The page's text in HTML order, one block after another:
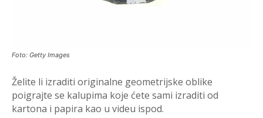
Foto: Getty Images
Želite li izraditi originalne geometrijske oblike
poigrajte se kalupima koje ćete sami izraditi od
kartona i papira kao u videu ispod.